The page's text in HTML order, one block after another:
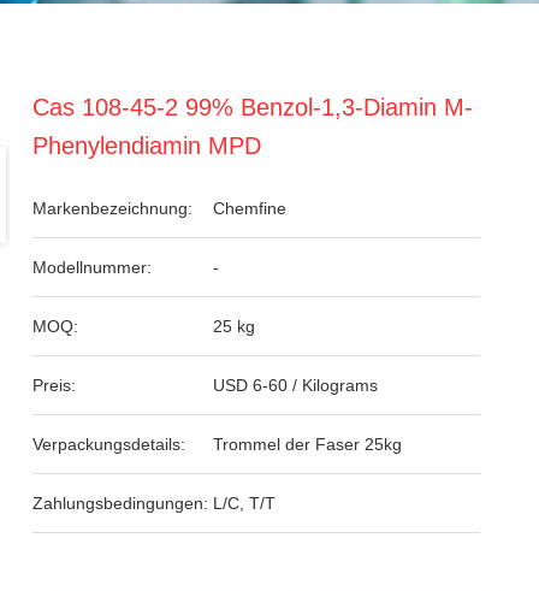
Cas 108-45-2 99% Benzol-1,3-Diamin M-
Phenylendiamin MPD
Markenbezeichnung: Chemfine
Modellnummer: -
MOQ: 25 kg
Preis: USD 6-60 / Kilograms
Verpackungsdetails: Trommel der Faser 25kg
Zahlungsbedingungen: L/C, T/T